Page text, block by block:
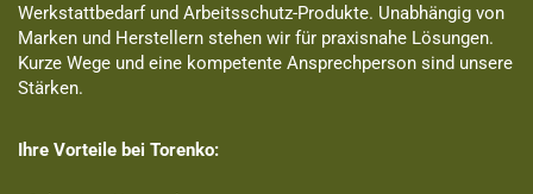
Werkstattbedarf und Arbeitsschutz-Produkte. Unabhängig von
Marken und Herstellern stehen wir für praxisnahe Lösungen.
Kurze Wege und eine kompetente Ansprechperson sind unsere
Stärken.
Ihre Vorteile bei Torenko: